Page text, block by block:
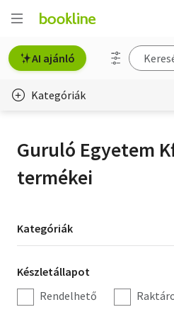
AI ajánló
Kategóriák
Erotika
Hobbi, szabadidő
Guruló Egyetem
termékei
Kategória
szűrés
Kategóriák
Készletállapot
szűrés
Készletállapot
Rendelhető